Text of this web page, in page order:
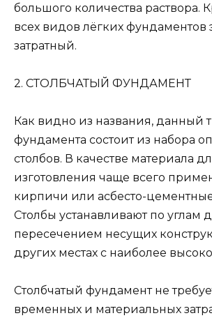
большого количества раствора.
всех видов лёгких фундаментов
затратный.
2. СТОЛБЧАТЫЙ ФУНДАМЕНТ
Как видно из названия, данный
фундамента состоит из набора
столбов. В качестве материала
изготовления чаще всего
кирпичи или асбесто-
Столбы устанавливают по углам
пересечением несущих
других местах с наиболее
Столбчатый фундамент не
временных и материальных